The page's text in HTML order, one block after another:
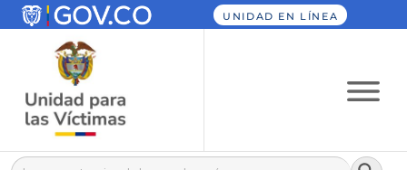
UNIDAD EN LÍNEA
Buscar: Botón